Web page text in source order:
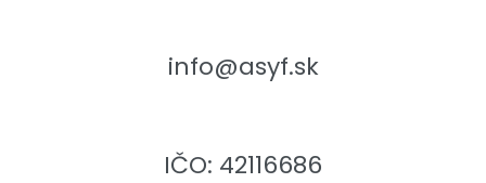
info@asyf.sk
IČO: 42116686